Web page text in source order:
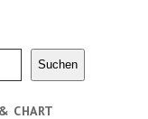
Suchen
CHART